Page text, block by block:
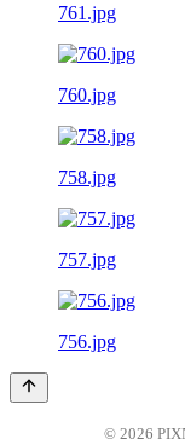
761.jpg
760.jpg
758.jpg
757.jpg
756.jpg
© 2026